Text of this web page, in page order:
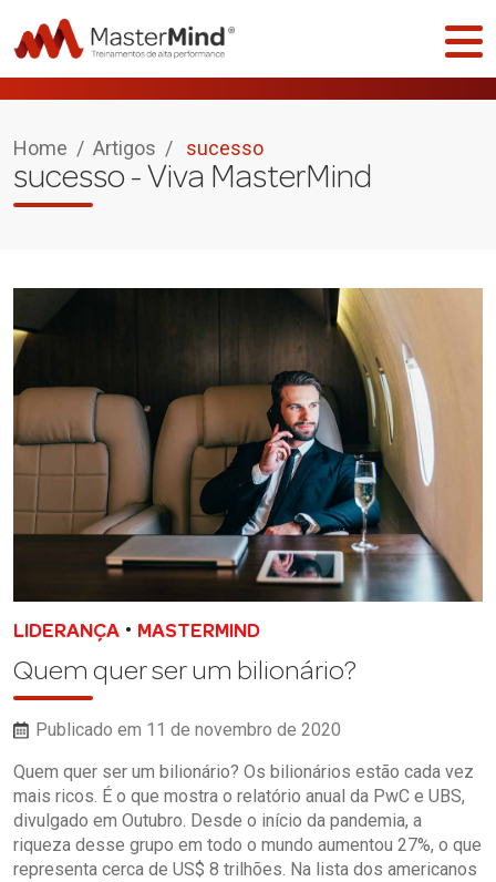
Home / Artigos / sucesso
sucesso - Viva MasterMind
LIDERANÇA • MASTERMIND
Quem quer ser um bilionário?
Publicado em 11 de novembro de 2020
Quem quer ser um bilionário? Os bilionários estão cada vez
mais ricos. É o que mostra o relatório anual da PwC e UBS,
divulgado em Outubro. Desde o início da pandemia, a
riqueza desse grupo em todo o mundo aumentou 27%, o que
representa cerca de US$ 8 trilhões. Na lista dos americanos